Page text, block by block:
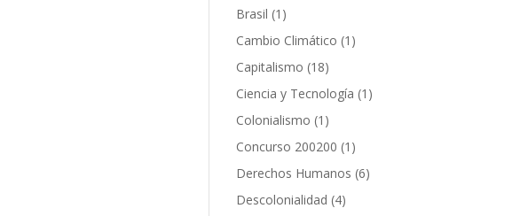
Brasil 1 1
producto
Cambio Climático 1 1
Capitalismo 1818
productos
Ciencia y Tecnología 1 1
Colonialismo 1 1
producto
Concurso 200200 1 1
producto
Derechos Humanos 66
Descolonialidad 44